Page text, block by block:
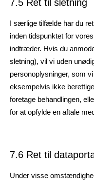
7.5 Ret til sletning
I særlige tilfælde har du
inden tidspunktet for
indtræder. Hvis du
sletning), vil vi uden
personoplysninger, som
eksempelvis ikke
foretage behandlingen,
for at opfylde en aftale
7.6 Ret til
Under visse